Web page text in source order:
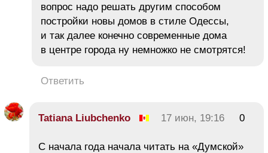
вопрос надо решать другим способом
постройки новы домов в стиле Одессы,
и так далее конечно современные дома
в центре города ну немножко не смотрятся!
Ответить
Tatiana Liubchenko 17 июн, 19:16 0
С начала года начала читать на «Думской»